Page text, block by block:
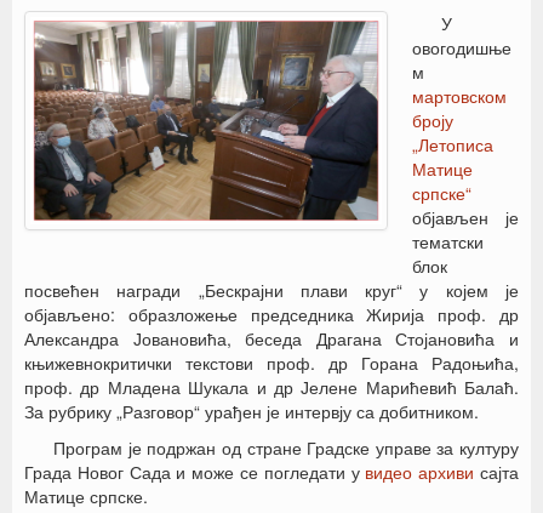
У
овогодишње
м
мартовском
броју
„Летописа
Матице
српске“
објављен је
тематски
блок
посвећен награди „Бескрајни плави круг“ у којем је
објављено: образложење председника Жирија проф. др
Александра Јовановића, беседа Драгана Стојановића и
књижевнокритички текстови проф. др Горана Радоњића,
проф. др Младена Шукала и др Јелене Марићевић Балаћ.
За рубрику „Разговор“ урађен је интервју са добитником.
Програм је подржан од стране Градске управе за културу
Града Новог Сада и може се погледати у видео архиви сајта
Матице српске.